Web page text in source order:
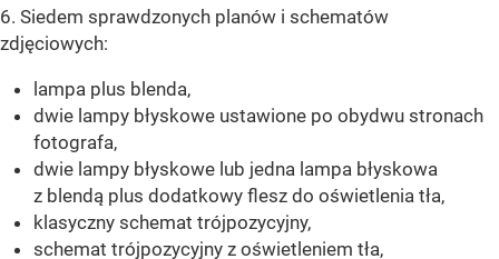
6. Siedem sprawdzonych planów i schematów
zdjęciowych:
lampa plus blenda,
dwie lampy błyskowe ustawione po obydwu stronach
fotografa,
dwie lampy błyskowe lub jedna lampa błyskowa
z blendą plus dodatkowy flesz do oświetlenia tła,
klasyczny schemat trójpozycyjny,
schemat trójpozycyjny z oświetleniem tła,